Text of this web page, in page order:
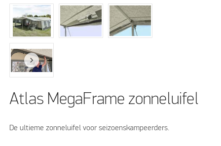
Atlas MegaFrame zonneluifel
De ultieme zonneluifel voor seizoenskampeerders.